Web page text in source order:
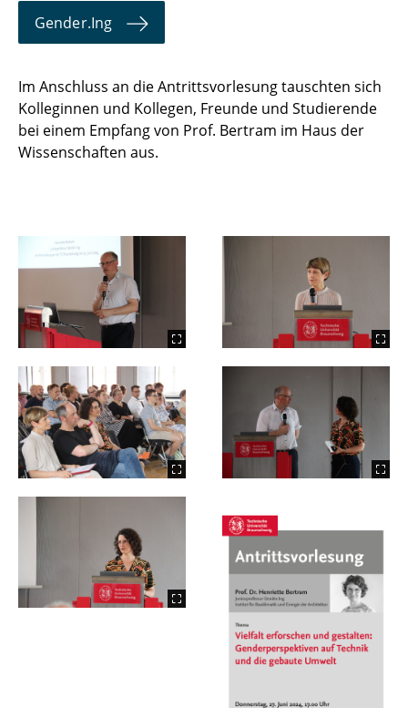
Gender.Ing
Im Anschluss an die Antrittsvorlesung tauschten sich
Kolleginnen und Kollegen, Freunde und Studierende
bei einem Empfang von Prof. Bertram im Haus der
Wissenschaften aus.